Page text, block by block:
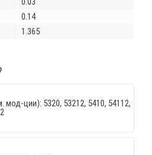
0.14
1.365
ции): 5320, 53212, 5410, 54112,